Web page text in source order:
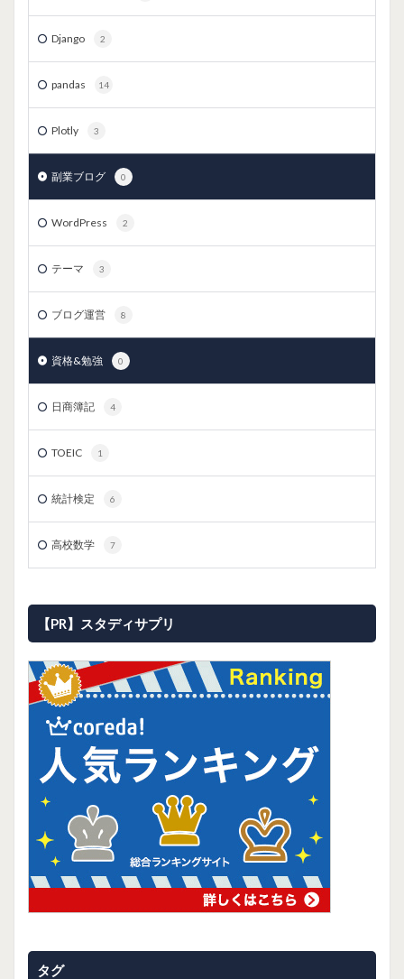
Django 2
pandas 14
Plotly 3
副業ブログ 0
WordPress 2
テーマ 3
ブログ運営 8
資格&勉強 0
日商簿記 4
TOEIC 1
統計検定 6
高校数学 7
【PR】スタディサプリ
タグ